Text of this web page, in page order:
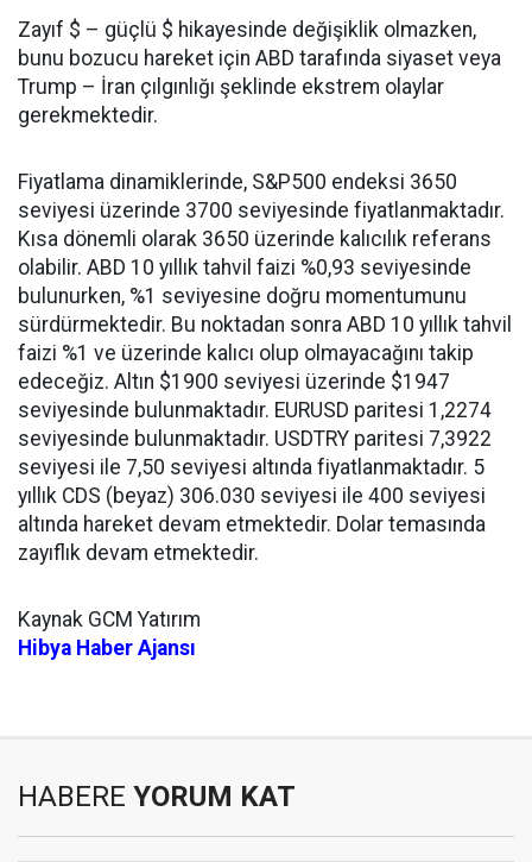
Zayıf $ – güçlü $ hikayesinde değişiklik olmazken,
bunu bozucu hareket için ABD tarafında siyaset veya
Trump – İran çılgınlığı şeklinde ekstrem olaylar
gerekmektedir.
Fiyatlama dinamiklerinde, S&P500 endeksi 3650
seviyesi üzerinde 3700 seviyesinde fiyatlanmaktadır.
Kısa dönemli olarak 3650 üzerinde kalıcılık referans
olabilir. ABD 10 yıllık tahvil faizi %0,93 seviyesinde
bulunurken, %1 seviyesine doğru momentumunu
sürdürmektedir. Bu noktadan sonra ABD 10 yıllık tahvil
faizi %1 ve üzerinde kalıcı olup olmayacağını takip
edeceğiz. Altın $1900 seviyesi üzerinde $1947
seviyesinde bulunmaktadır. EURUSD paritesi 1,2274
seviyesinde bulunmaktadır. USDTRY paritesi 7,3922
seviyesi ile 7,50 seviyesi altında fiyatlanmaktadır. 5
yıllık CDS (beyaz) 306.030 seviyesi ile 400 seviyesi
altında hareket devam etmektedir. Dolar temasında
zayıflık devam etmektedir.
Kaynak GCM Yatırım
Hibya Haber Ajansı
HABERE YORUM KAT